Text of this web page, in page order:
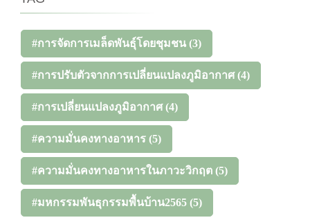
#การจัดการเมล็ดพันธุ์โดยชุมชน (3)
#การปรับตัวจากการเปลี่ยนแปลงภูมิอากาศ(4)
#การเปลี่ยนแปลงภูมิอากาศ(4)
#ความมั่นคงทางอาหาร (5)
#ความมั่นคงทางอาหารในภาวะวิกฤต (5)
#มหกรรมพันธุกรรมพื้นบ้าน2565 (5)